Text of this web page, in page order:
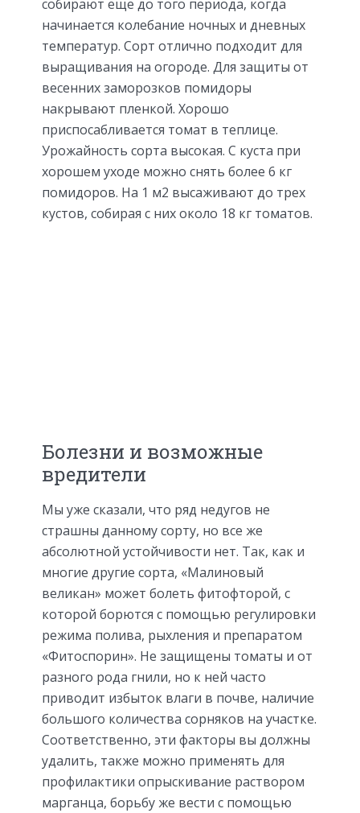
собирают еще до того периода, когда
начинается колебание ночных и дневных
температур. Сорт отлично подходит для
выращивания на огороде. Для защиты от
весенних заморозков помидоры
накрывают пленкой. Хорошо
приспосабливается томат в теплице.
Урожайность сорта высокая. С куста при
хорошем уходе можно снять более 6 кг
помидоров. На 1 м2 высаживают до трех
кустов, собирая с них около 18 кг томатов.
Болезни и возможные
вредители
Мы уже сказали, что ряд недугов не
страшны данному сорту, но все же
абсолютной устойчивости нет. Так, как и
многие другие сорта, «Малиновый
великан» может болеть фитофторой, с
которой борются с помощью регулировки
режима полива, рыхления и препаратом
«Фитоспорин». Не защищены томаты и от
разного рода гнили, но к ней часто
приводит избыток влаги в почве, наличие
большого количества сорняков на участке.
Соответственно, эти факторы вы должны
удалить, также можно применять для
профилактики опрыскивание раствором
марганца, борьбу же вести с помощью